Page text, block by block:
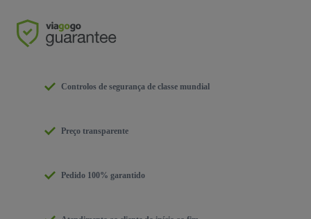
Controlos de segurança de classe mundial
Preço transparente
Pedido 100% garantido